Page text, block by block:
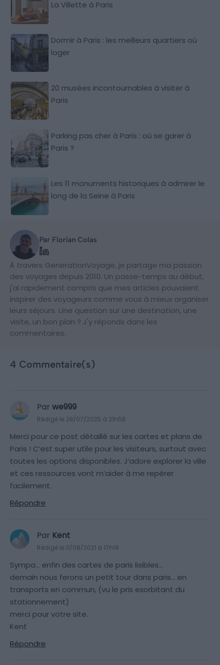
La Villette à Paris
Dormir à Paris : les meilleurs quartiers où
loger
20 musées incontournables à visiter à
Paris
Parking pas cher à Paris : où se garer à
Paris ?
Les 11 monuments historiques à admirer le
long de la Seine à Paris
Par Florian Colas
À travers GenerationVoyage, je partage ma passion
des voyages depuis 2010. Un passe-temps au début,
j'ai rapidement compris que mes articles pouvaient
inspirer des voyageurs comme vous à mieux organiser
leurs séjours. Une question sur une destination, une
visite, un bon plan ? J'y réponds dans les
commentaires.
4 Commentaire(s)
Par we999
Rédigé le 28/07/2025 à 21h58
Merci pour ce post détaillé sur les cartes et plans de
Paris ! C’est super utile pour les visiteurs, surtout avec
toutes les options disponibles. J’adore explorer la ville
et ces ressources vont m’aider à me repérer
facilement.
Répondre
Par Kent
Rédigé le 11/08/2021 à 17h19
Sympa… enfin des cartes de paris lisibles…
demain nous ferons un petit tour dans paris… en
transports en commun, (vu le pris exorbitant du
stationnement)
merci pour votre site.
Kent
Répondre